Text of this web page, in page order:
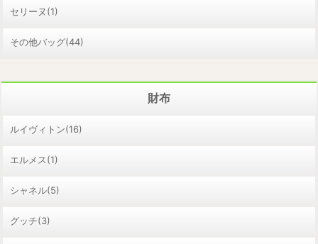
セリーヌ(1)
その他バッグ(44)
財布
ルイヴィトン(16)
エルメス(1)
シャネル(5)
グッチ(3)